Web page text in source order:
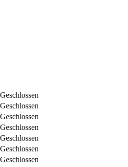
Geschlossen
Geschlossen
Geschlossen
Geschlossen
Geschlossen
Geschlossen
Geschlossen